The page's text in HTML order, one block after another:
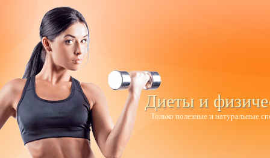
Диеты и
Только полезные и натуральные